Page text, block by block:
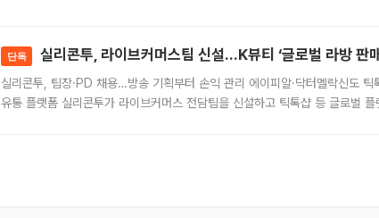
단독 실리콘투, 라이브커머스팀 신설…K뷰티 ‘글로벌 라방 판
실리콘투, 팀장·PD 채용…방송 기획부터 손익 관리 에이피알·닥터멜락신도
유통 플랫폼 실리콘투가 라이브커머스 전담팀을 신설하고 틱톡샵 등 글로벌